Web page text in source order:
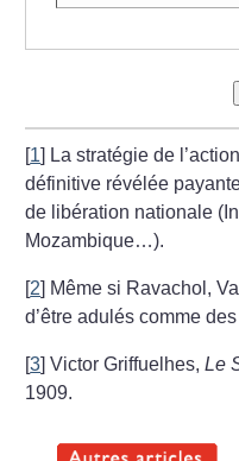
[1] La stratégie de
définitive révélée
de libération nationale
Mozambique…).
[2] Même si Ravachol,
d’être adulés comme
[3]Victor Griffuelhes,Le
1909.